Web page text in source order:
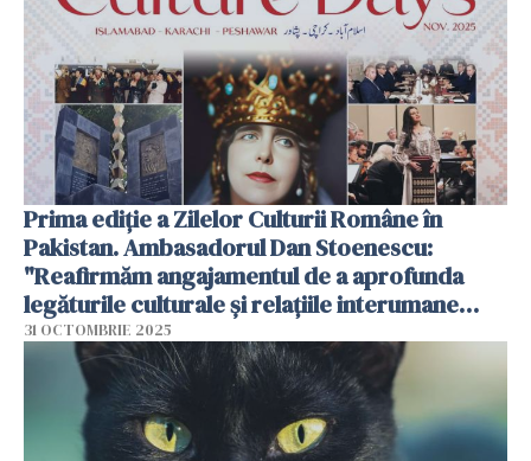
Prima ediție a Zilelor Culturii Române în
Pakistan. Ambasadorul Dan Stoenescu:
"Reafirmăm angajamentul de a aprofunda
legăturile culturale și relațiile interumane
dintre România și Pakistan"
31 OCTOMBRIE 2025